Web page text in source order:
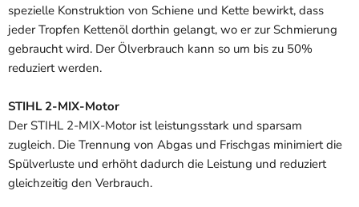
spezielle Konstruktion von Schiene und Kette bewirkt, dass
jeder Tropfen Kettenöl dorthin gelangt, wo er zur Schmierung
gebraucht wird. Der Ölverbrauch kann so um bis zu 50%
reduziert werden.
STIHL 2-MIX-Motor
Der STIHL 2-MIX-Motor ist leistungsstark und sparsam
zugleich. Die Trennung von Abgas und Frischgas minimiert die
Spülverluste und erhöht dadurch die Leistung und reduziert
gleichzeitig den Verbrauch.